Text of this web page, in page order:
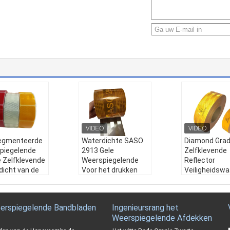
Zelfklevende
van de
50mm*50
Waterdichte SASO
2913 Gele
Weerspiegelende
Voor het drukken
Grootte:2inch*50
m, 3inch*50m, 4inc
Diamond
Zelfklevende
Reflector
Sticker Tape
voor Lange
Bandbladen
Ingenieursrang het
Weerspiegelende Afdekken